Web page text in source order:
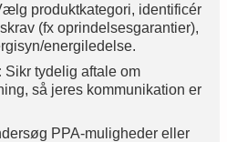
produktkategori, identificér
(fx oprindelsesgarantier),
energiledelse.
Sikr tydelig aftale om
så jeres kommunikation er
PPA-muligheder eller